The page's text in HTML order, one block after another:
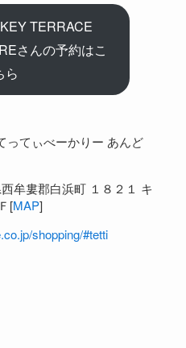
TERRACE
さんの予約はこ
ら
ってぃべーかりー あんど
牟婁郡白浜町 １８２１ キ
[MAP]
shopping/#tetti